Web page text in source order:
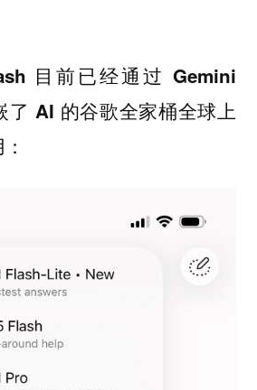
目前已经通过 Gemini
了 AI 的谷歌全家桶全球上